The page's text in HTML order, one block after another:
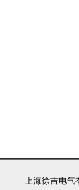
上海徐吉电